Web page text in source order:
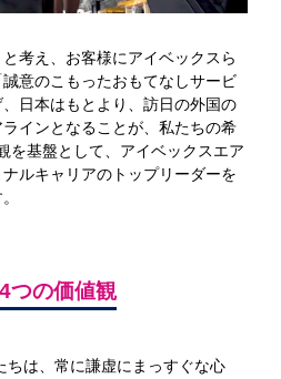
と考え、お客様にアイベックスら
意のこもったおもてなしサービ
日本はもとより、訪日の外国の
インとなることが、私たちの希
を基盤として、アイベックスエア
ルキャリアのトップリーダーを
つの価値観
ちは、常に謙虚にまっすぐな心